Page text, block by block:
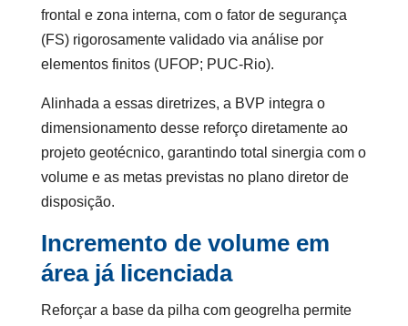
frontal e zona interna, com o fator de segurança
(FS) rigorosamente validado via análise por
elementos finitos (UFOP; PUC-Rio).
Alinhada a essas diretrizes, a BVP integra o
dimensionamento desse reforço diretamente ao
projeto geotécnico, garantindo total sinergia com o
volume e as metas previstas no plano diretor de
disposição.
Incremento de volume em
área já licenciada
Reforçar a base da pilha com geogrelha permite